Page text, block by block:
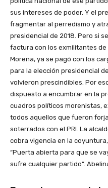
sus intereses de poder. Y el
fragmentar al perredismo y
presidencial de 2018. Pero si
factura con los exmilitantes
Morena, ya se pagó con los
para la elección presidencial
volvieron prescindibles. Por
dispuesto a encumbrar en la
cuadros políticos morenistas,
todos aquellos que fueron
soterrados con el PRI. La
cobra vigencia en la
“Puerta abierta para que se
sufre cualquier partido”.